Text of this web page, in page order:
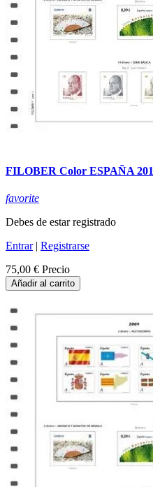
FILOBER Color ESPAÑA
favorite
Debes de estar registrado
Entrar| Registrarse
75,00 € Precio
Añadir al carrito